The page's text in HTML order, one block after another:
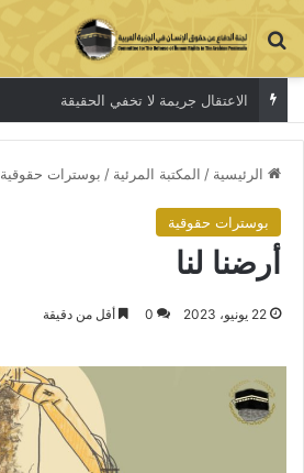
بحث عن
الاعتقال جريمة لا تخفي الحقيقة
الرئيسية / المكتبة المرئية / بوسترات حقوقية
بوسترات حقوقية
أرضنا لنا
22 يونيو، 2023 0 أقل من دقيقة